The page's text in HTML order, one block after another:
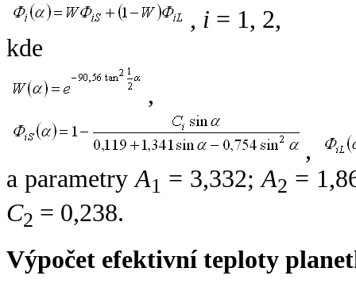
, i = 1, 2,
kde
,
,
a parametryA1 = 3,332;A2 =
C2 = 0,238.
Výpočet efektivní teploty